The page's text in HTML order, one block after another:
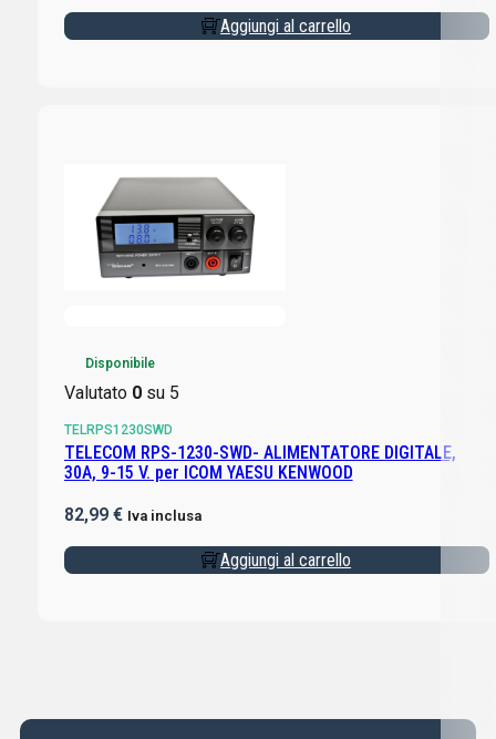
Aggiungi al carrello
Disponibile
Valutato 0su 5
TELRPS1230SWD
TELECOM RPS-1230-SWD- ALIMENTATORE DIGITALE,
30A, 9-15 V. per ICOM YAESU KENWOOD
82,99 € Iva inclusa
Aggiungi al carrello